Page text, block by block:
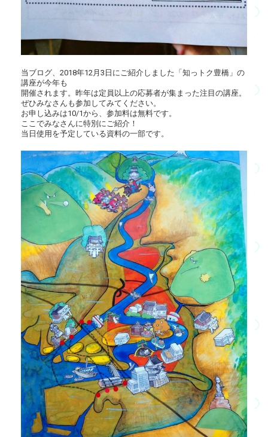
当ブログ、2018年12月3日にご紹介しました「知っトク豊橋」の
講座が今年も
開催されます。昨年は定員以上の応募者が集まった注目の講座。
ぜひみなさんも参加してみてください。
お申し込みは10/1から、参加料は無料です。
ここでみなさんに特別にご紹介！
当日使用を予定している資料の一部です。